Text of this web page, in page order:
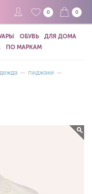
0 0
ОБУВЬ
ДЛЯ ДОМА
ПО МАРКАМ
— пиджаки —